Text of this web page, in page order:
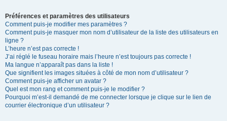
Préférences et paramètres des utilisateurs
Comment puis-je modifier mes paramètres ?
Comment puis-je masquer mon nom d’utilisateur de la liste des utilisateurs en
ligne ?
L’heure n’est pas correcte !
J’ai réglé le fuseau horaire mais l’heure n’est toujours pas correcte !
Ma langue n’apparaît pas dans la liste !
Que signifient les images situées à côté de mon nom d’utilisateur ?
Comment puis-je afficher un avatar ?
Quel est mon rang et comment puis-je le modifier ?
Pourquoi m’est-il demandé de me connecter lorsque je clique sur le lien de
courrier électronique d’un utilisateur ?